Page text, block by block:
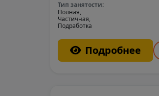
Тип занятости:
Полная,
Частичная,
Подработка
Подробнее